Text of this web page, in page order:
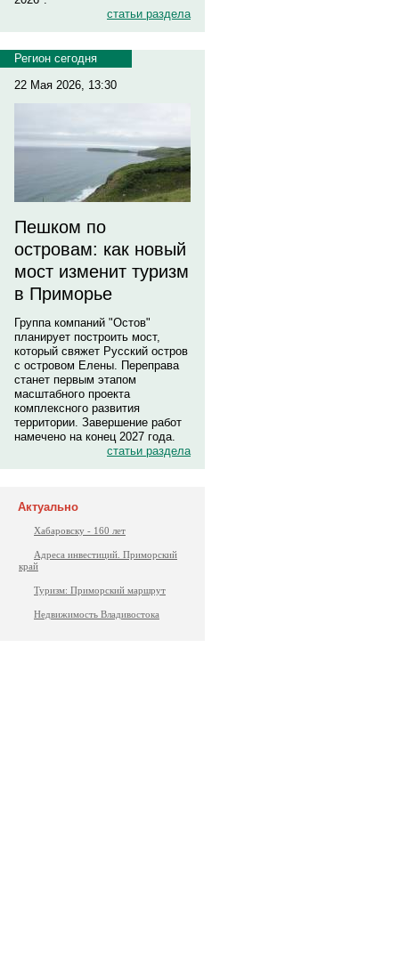
статьи раздела
Регион сегодня
22 Мая 2026, 13:30
Пешком по
островам: как новый
мост изменит туризм
в Приморье
Группа компаний "Остов"
планирует построить мост,
который свяжет Русский остров
с островом Елены. Переправа
станет первым этапом
масштабного проекта
комплексного развития
территории. Завершение работ
намечено на конец 2027 года.
статьи раздела
Актуально
Хабаровску - 160 лет
Адреса инвестиций. Приморский
край
Туризм: Приморский маршрут
Недвижимость Владивостока